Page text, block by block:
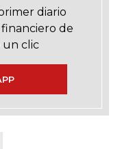
diario
de
un clic